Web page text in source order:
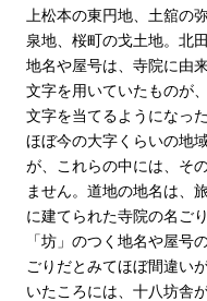
上松本の東円地、土舘の
泉地、桜町の戈土地。北
地名や屋号は、寺院に由
文字を用いていたものが
文字を当てるようになっ
ほぼ今の大字くらいの地
が、これらの中には、そ
ません。道地の地名は、
に建てられた寺院の名ご
「坊」のつく地名や屋号
ごりだとみてほぼ間違い
いたころには、十八坊舎